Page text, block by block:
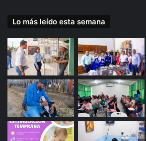
Lo más leído esta semana